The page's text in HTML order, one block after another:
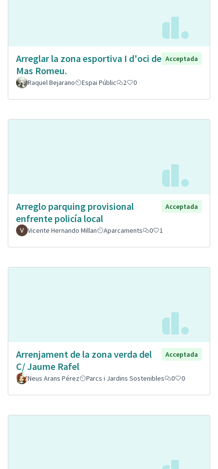
Arreglar la zona esportiva I d'oci de
Mas Romeu.
Acceptada
Raquel Bejarano Espai Públic 2 0
Arreglo parquing provisional
enfrente policía local
Acceptada
Vicente Hernando Millan Aparcaments 0 1
Arrenjament de la zona verda del
C/ Jaume Rafel
Acceptada
Neus Arans Pérez Parcs i Jardins Sostenibles 0 0